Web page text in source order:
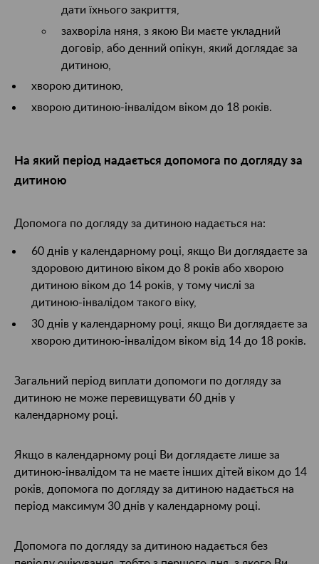
дати їхнього закриття,
захворіла няня, з якою Ви маєте укладний
договір, або денний опікун, який доглядає за
дитиною,
хворою дитиною,
хворою дитиною-інвалідом віком до 18 років.
На який період надається допомога по догляду за
дитиною
Допомога по догляду за дитиною надається на:
60 днів у календарному році, якщо Ви доглядаєте за
здоровою дитиною віком до 8 років або хворою
дитиною віком до 14 років, у тому числі за
дитиною-інвалідом такого віку,
30 днів у календарному році, якщо Ви доглядаєте за
хворою дитиною-інвалідом віком від 14 до 18 років.
Загальний період виплати допомоги по догляду за
дитиною не може перевищувати 60 днів у
календарному році.
Якщо в календарному році Ви доглядаєте лише за
дитиною-інвалідом та не маєте інших дітей віком до 14
років, допомога по догляду за дитиною надається на
період максимум 30 днів у календарному році.
Допомога по догляду за дитиною надається без